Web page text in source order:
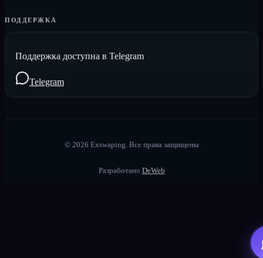
ПОДДЕРЖКА
Поддержка доступна в Telegram
Telegram
© 2026 Exswaping. Все права защищены
Разработано DeWeb